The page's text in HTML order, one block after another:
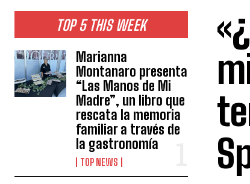
TOP 5 THIS WEEK
Marianna
Montanaro presenta
“Las Manos de Mi
Madre”, un libro que
rescata la memoria
familiar a través de
la gastronomía
TOP NEWS